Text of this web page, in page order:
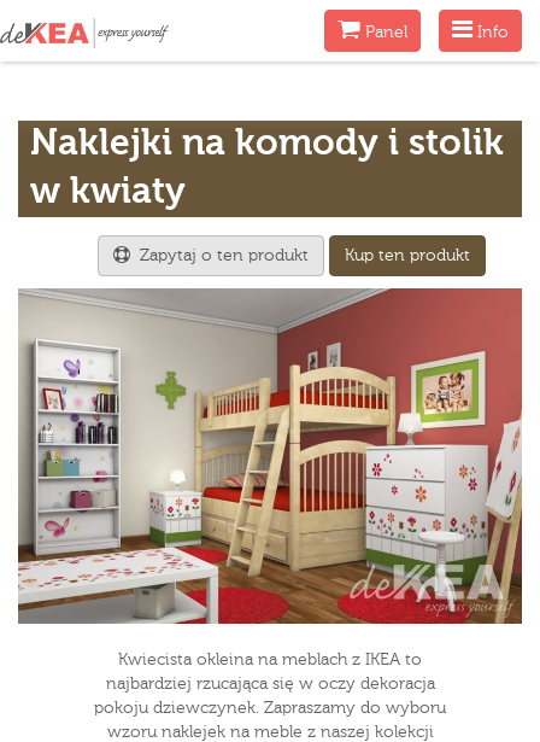
Menu
Info
MenuPanel
Naklejki na komody i stolik
w kwiaty
Zapytaj o ten produkt Kup ten produkt
Kwiecista okleina na meblach z IKEA to
najbardziej rzucająca się w oczy dekoracja
pokoju dziewczynek. Zapraszamy do wyboru
wzoru naklejek na meble z naszej kolekcji